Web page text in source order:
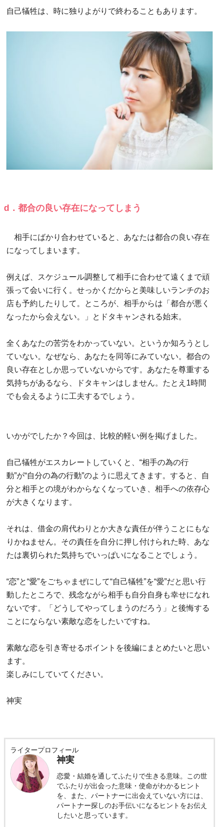
自己犠牲は、時に独りよがりで終わることもあります。
d．都合の良い存在になってしまう
相手にばかり合わせていると、あなたは都合の良い存在
になってしまいます。
例えば、スケジュール調整して相手に合わせて遠くまで頑
張って会いに行く。せっかくだからと美味しいランチのお
店も予約したりして。ところが、相手からは「都合が悪く
なったから会えない。」とドタキャンされる始末。
全くあなたの苦労をわかっていない。というか知ろうとし
ていない。なぜなら、あなたを同等にみていない。都合の
良い存在としか思っていないからです。あなたを尊重する
気持ちがあるなら、ドタキャンはしません。たとえ1時間
でも会えるように工夫するでしょう。
いかがでしたか？今回は、比較的軽い例を掲げました。
自己犠牲がエスカレートしていくと、“相手の為の行
動”が“自分の為の行動”のように思えてきます。すると、自
分と相手との境がわからなくなっていき、相手への依存心
が大きくなります。
それは、借金の肩代わりとか大きな責任が伴うことにもな
りかねません。その責任を自分に押し付けられた時、あな
たは裏切られた気持ちでいっぱいになることでしょう。
“恋”と“愛”をごちゃまぜにして“自己犠牲”を“愛”だと思い行
動したところで、残念ながら相手も自分自身も幸せになれ
ないです。「どうしてやってしまうのだろう」と後悔する
ことにならない素敵な恋をしたいですね。
素敵な恋を引き寄せるポイントを後編にまとめたいと思い
ます。
楽しみにしていてください。
神実
ライタープロフィール
神実
恋愛・結婚を通してふたりで生きる意味。この世
でふたりが出会った意味・使命がわかるヒント
を、また、パートナーに出会えていない方には、
パートナー探しのお手伝いになるヒントをお伝え
したいと思っています。